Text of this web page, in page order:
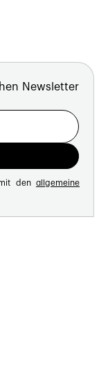
Newsletter
den allgemeine